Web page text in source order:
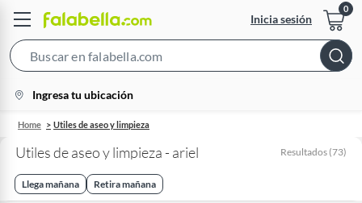
Inicia sesión
Bar
location-
icon
Ingresa tu ubicación
Home Utiles de aseo y limpieza
Utiles de aseo y limpieza - ariel Resultados (73)
Llega mañana Retira mañana